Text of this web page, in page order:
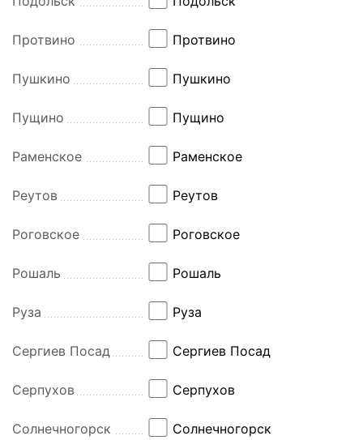
Протвино Протвино
Пушкино Пушкино
Пущино Пущино
Раменское Раменское
Реутов Реутов
Роговское Роговское
Рошаль Рошаль
Руза Руза
Сергиев Посад Сергиев Посад
Серпухов Серпухов
Солнечногорск Солнечногорск